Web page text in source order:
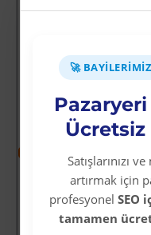
🚀
Ücretsiz
Satışlarınızı
artırmak için
profesyonel SEO
tamamen
Wolverine: Logan
Üyelere Özel Fiyat
Üye Olunuz